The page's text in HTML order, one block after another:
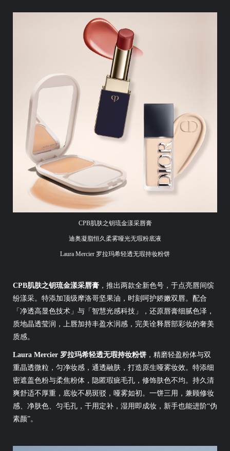
CPB肌肤之钥琉金漾采唇膏
迪奥凝脂恒久柔雾哑光无瑕粉底液
Laura Mercier 罗拉玛希轻透无瑕持妆粉饼
CPB肌肤之钥琉金漾采唇膏 ，推出两款全新色号，于点亮唇间缤
纷漾采。特添加顶级摩洛哥坚果油，时刻呵护娇嫩双唇。配合
「净透高显色技术」与「智慧光感科技」，还原唇膏细腻色泽，
质地晶透莹润，上唇加持丰盈水润感，完美诠释唇部彩妆的奢美
质感。
Laura Mercier 罗拉玛希轻透无瑕持妆粉饼，精磨轻盈粉体与双
重晶透微粒，匀净妆感，通透融肤，打造原生哑雾妆效。特添细
密遮盖色粉与柔焦粉体，隐匿瑕疵毛孔，修饰肤色不均。持久清
爽舒适不厚重，底妆不易斑驳，哑雾如初。一饼三用，兼顾修妆
感、净肤色、匀毛孔，干用定补，湿用即成妆，新手也能进阶“伪
素颜”。